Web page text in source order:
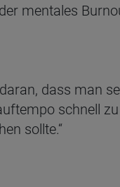
mentales
dass man
schnell
sollte.“